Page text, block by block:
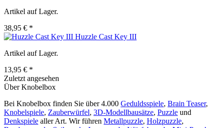
Artikel auf Lager.
38,95 € *
Huzzle Cast Key III
Artikel auf Lager.
13,95 € *
Zuletzt angesehen
Über Knobelbox
Bei Knobelbox finden Sie über 4.000 Geduldsspiele, Brain Teaser,
Knobelspiele, Zauberwürfel, 3D-Modellbausätze, Puzzle und
Denkspiele aller Art. Wir führen Metallpuzzle, Holzpuzzle,